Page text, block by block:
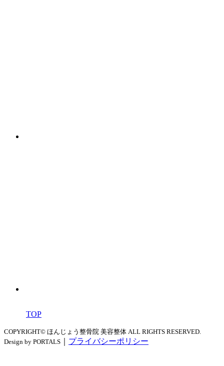
TOP
COPYRIGHT© ほんじょう整骨院 美容整体 ALL RIGHTS RESERVED.
Design by PORTALS
プライバシーポリシー